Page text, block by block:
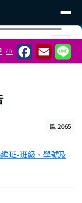
⏸
小
2065
班-班級、學號及